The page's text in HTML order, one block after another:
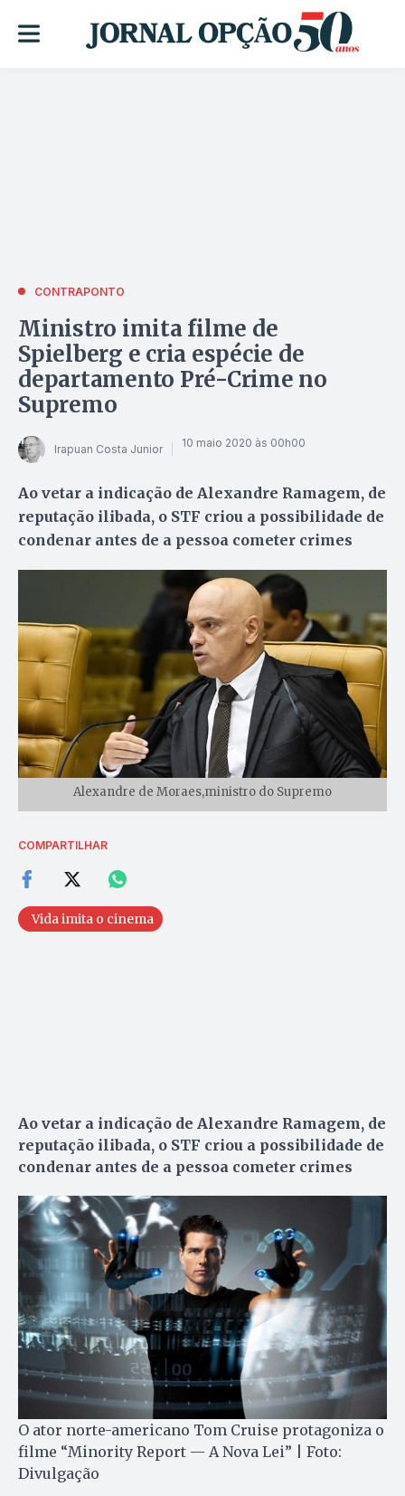
CONTRAPONTO
Ministro imita filme de
Spielberg e cria espécie de
departamento Pré-Crime no
Supremo
Irapuan Costa Junior 10 maio 2020 às 00h00
Ao vetar a indicação de Alexandre Ramagem, de
reputação ilibada, o STF criou a possibilidade de
condenar antes de a pessoa cometer crimes
Alexandre de Moraes,ministro do Supremo
COMPARTILHAR
Vida imita o cinema
Ao vetar a indicação de Alexandre Ramagem, de
reputação ilibada, o STF criou a possibilidade de
condenar antes de a pessoa cometer crimes
O ator norte-americano Tom Cruise protagoniza o
filme “Minority Report — A Nova Lei” | Foto:
Divulgação